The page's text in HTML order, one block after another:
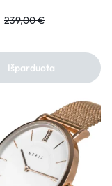
239,00€
Išparduota